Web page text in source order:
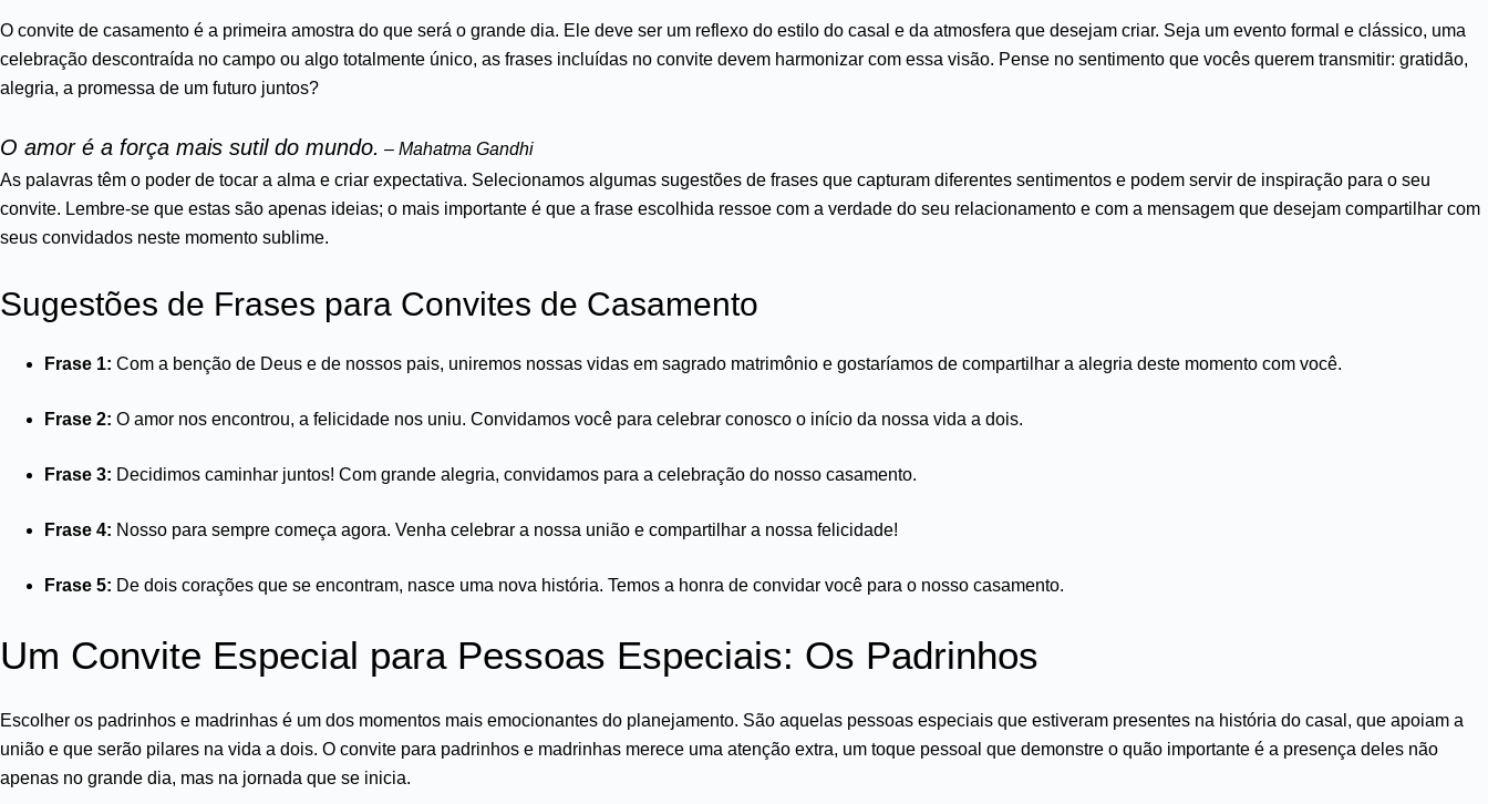
O convite de casamento é a primeira amostra do que será o grande dia. Ele deve ser um reflexo do estilo do casal e da atmosfera que desejam criar. Seja um evento formal e clássico, uma
celebração descontraída no campo ou algo totalmente único, as frases incluídas no convite devem harmonizar com essa visão. Pense no sentimento que vocês querem transmitir: gratidão,
alegria, a promessa de um futuro juntos?
O amor é a força mais sutil do mundo. – Mahatma Gandhi
As palavras têm o poder de tocar a alma e criar expectativa. Selecionamos algumas sugestões de frases que capturam diferentes sentimentos e podem servir de inspiração para o seu
convite. Lembre-se que estas são apenas ideias; o mais importante é que a frase escolhida ressoe com a verdade do seu relacionamento e com a mensagem que desejam compartilhar com
seus convidados neste momento sublime.
Sugestões de Frases para Convites de Casamento
Frase 1: Com a benção de Deus e de nossos pais, uniremos nossas vidas em sagrado matrimônio e gostaríamos de compartilhar a alegria deste momento com você.
Frase 2: O amor nos encontrou, a felicidade nos uniu. Convidamos você para celebrar conosco o início da nossa vida a dois.
Frase 3: Decidimos caminhar juntos! Com grande alegria, convidamos para a celebração do nosso casamento.
Frase 4: Nosso para sempre começa agora. Venha celebrar a nossa união e compartilhar a nossa felicidade!
Frase 5: De dois corações que se encontram, nasce uma nova história. Temos a honra de convidar você para o nosso casamento.
Um Convite Especial para Pessoas Especiais: Os Padrinhos
Escolher os padrinhos e madrinhas é um dos momentos mais emocionantes do planejamento. São aquelas pessoas especiais que estiveram presentes na história do casal, que apoiam a
união e que serão pilares na vida a dois. O convite para padrinhos e madrinhas merece uma atenção extra, um toque pessoal que demonstre o quão importante é a presença deles não
apenas no grande dia, mas na jornada que se inicia.